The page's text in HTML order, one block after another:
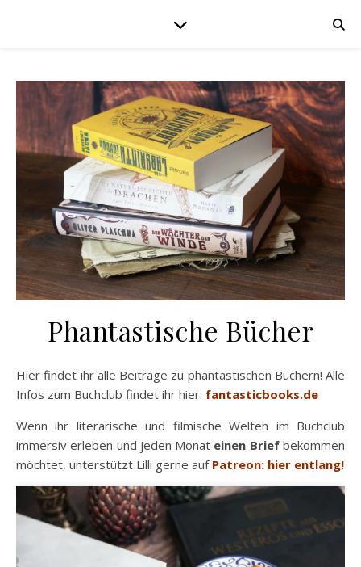
Phantastische Bücher
Hier findet ihr alle Beiträge zu phantastischen Büchern! Alle
Infos zum Buchclub findet ihr hier: fantasticbooks.de
Wenn ihr literarische und filmische Welten im Buchclub
immersiv erleben und jeden Monat einen Briefbekommen
möchtet, unterstützt Lilli gerne auf Patreon: hier entlang!